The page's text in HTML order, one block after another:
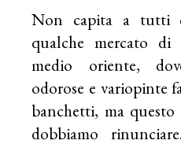
Non capita a tutti
qualche mercato
medio oriente,
odorose e variopinte
banchetti, ma
dobbiamo